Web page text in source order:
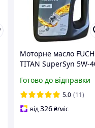
Моторне масло
TITAN SuperSyn 5W-
Готово до відправки
5.0 (11)
від326₴/міс